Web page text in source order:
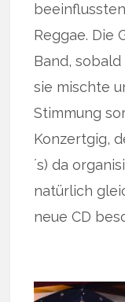
Reggae. Die
Band,
sie mischte
Stimmung
Konzertgig,
´s) da
natürlich
neue CD